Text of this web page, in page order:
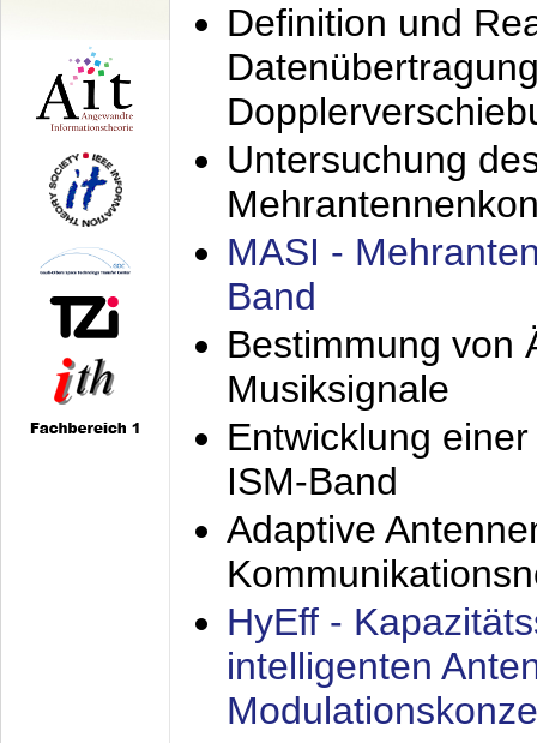
Definition und
Untersuchung
MASI -
Band
Bestimmung von
Musiksignale
Entwicklung
ISM-Band
Adaptive
HyEff -
intelligenten